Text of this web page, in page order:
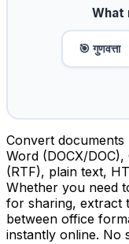
What
🎯 गुणवत्ता
Convert
Word (DOCX/
(RTF), plain text,
Whether you need
for sharing, extract
between office
instantly online. No